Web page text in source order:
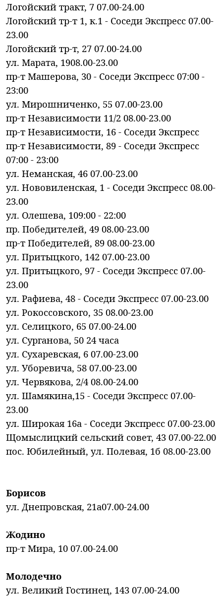
Логойский тракт, 7 07.00-24.00
Логойский тр-т 1, к.1 - Соседи Экспресс 07.00-
23.00
Логойский тр-т, 27 07.00-24.00
ул. Марата, 1908.00-23.00
пр-т Машерова, 30 - Соседи Экспресс 07:00 -
23:00
ул. Мирошниченко, 55 07.00-23.00
пр-т Независимости 11/2 08.00-23.00
пр-т Независимости, 16 - Соседи Экспресс
пр-т Независимости, 89 - Соседи Экспресс
07:00 - 23:00
ул. Неманская, 46 07.00-23.00
ул. Нововиленская, 1 - Соседи Экспресс 08.00-
23.00
ул. Олешева, 109:00 - 22:00
пр. Победителей, 49 08.00-23.00
пр-т Победителей, 89 08.00-23.00
ул. Притыцкого, 142 07.00-23.00
ул. Притыцкого, 97 - Соседи Экспресс 07.00-
23.00
ул. Рафиева, 48 - Соседи Экспресс 07.00-23.00
ул. Рокоссовского, 35 08.00-23.00
ул. Селицкого, 65 07.00-24.00
ул. Сурганова, 50 24 часа
ул. Сухаревская, 6 07.00-23.00
ул. Уборевича, 58 07.00-23.00
ул. Червякова, 2/4 08.00-24.00
ул. Шамякина,15 - Соседи Экспресс 07.00-
23.00
ул. Широкая 16а - Соседи Экспресс 07.00-23.00
Щомыслицкий сельский совет, 43 07.00-22.00
пос. Юбилейный, ул. Полевая, 1б 08.00-23.00
Борисов
ул. Днепровская, 21а07.00-24.00
Жодино
пр-т Мира, 10 07.00-24.00
Молодечно
ул. Великий Гостинец, 143 07.00-24.00